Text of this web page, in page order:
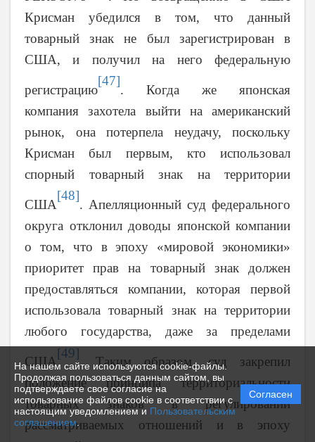
На нашем сайте используются cookie-файлы.
Продолжая пользоваться данным сайтом, вы
подтверждаете свое согласие на
использование файлов cookie в соответствии с
настоящим уведомлением и Пользовательским
соглашением.
Согласен
Крисман убедился в том, что данный
товарный знак не был зарегистрирован в
США, и получил на него федеральную
регистрацию
[47]
. Когда же японская
компания захотела выйти на американский
рынок, она потерпела неудачу, поскольку
Крисман был первым, кто использовал
спорный товарный знак на территории
США
[48]
. Апелляционный суд федерального
округа отклонил доводы японской компании
о том, что в эпоху «мировой экономики»
приоритет прав на товарный знак должен
предоставляться компании, которая первой
использовала товарный знак на территории
любого государства, даже за пределами
США
[49]
. Таким образом, суд закрепил
положение принципа территориальности
товарных знаков в регулировании
рассматриваемых отношений и в эпоху